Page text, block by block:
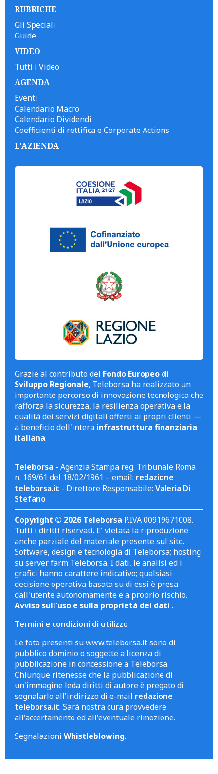
RUBRICHE
Gli Speciali
Guide
VIDEO
Tutti i Video
AGENDA
Eventi
Calendario Macro
Calendario Dividendi
Coefficienti di rettifica e Corporate Actions
L'AZIENDA
Grazie al contributo del Fondo Europeo di
Sviluppo Regionale, Teleborsa ha realizzato un
importante percorso di innovazione tecnologica che
rafforza la sicurezza, la resilienza operativa e la
qualità dei servizi digitali offerti ai propri clienti —
a beneficio dell'intera infrastruttura finanziaria
italiana.
Teleborsa - Agenzia Stampa reg. Tribunale Roma
n. 169/61 del 18/02/1961 – email: redazione
teleborsa.it - Direttore Responsabile: Valeria Di
Stefano
Copyright © 2026 Teleborsa P.IVA 00919671008.
Tutti i diritti riservati. E' vietata la riproduzione
anche parziale del materiale presente sul sito.
Software, design e tecnologia di Teleborsa; hosting
su server farm Teleborsa. I dati, le analisi ed i
grafici hanno carattere indicativo; qualsiasi
decisione operativa basata su di essi è presa
dall'utente autonomamente e a proprio rischio.
Avviso sull'uso e sulla proprietà dei dati .
Termini e condizioni di utilizzo
Le foto presenti su www.teleborsa.it sono di
pubblico dominio o soggette a licenza di
pubblicazione in concessione a Teleborsa.
Chiunque ritenesse che la pubblicazione di
un'immagine leda diritti di autore è pregato di
segnalarlo all'indirizzo di e-mail redazione
teleborsa.it. Sarà nostra cura provvedere
all'accertamento ed all'eventuale rimozione.
Segnalazioni Whistleblowing.